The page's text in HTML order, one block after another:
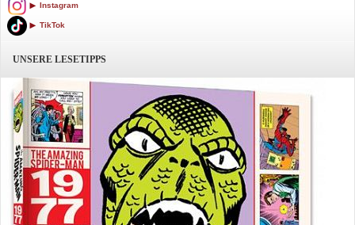
Instagram
TikTok
UNSERE LESETIPPS